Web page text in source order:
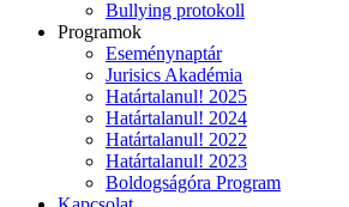
Bullying protokoll
Programok
Eseménynaptár
Jurisics Akadémia
Határtalanul! 2025
Határtalanul! 2024
Határtalanul! 2022
Határtalanul! 2023
Boldogságóra Program